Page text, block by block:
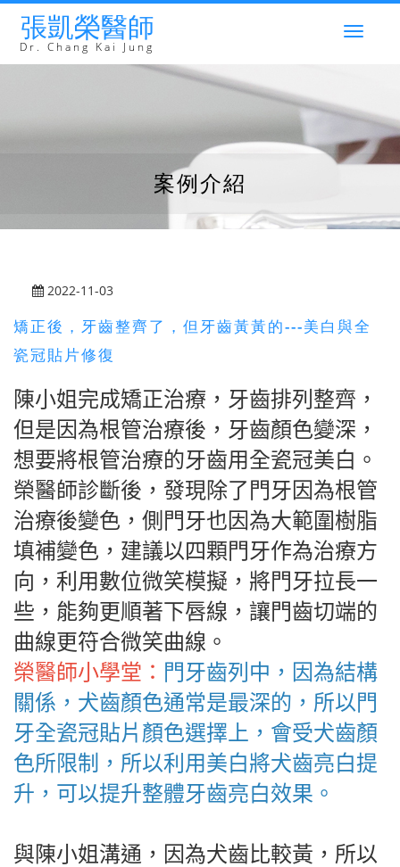
張凱榮醫師
Dr. Chang Kai Jung
案例介紹
2022-11-03
矯正後，牙齒整齊了，但牙齒黃黃的---美白與全
瓷冠貼片修復
陳小姐完成矯正治療，牙齒排列整齊，
但是因為根管治療後，牙齒顏色變深，
想要將根管治療的牙齒用全瓷冠美白。
榮醫師診斷後，發現除了門牙因為根管
治療後變色，側門牙也因為大範圍樹脂
填補變色，建議以四顆門牙作為治療方
向，利用數位微笑模擬，將門牙拉長一
些，能夠更順著下唇線，讓門齒切端的
曲線更符合微笑曲線。
榮醫師小學堂： 門牙齒列中，因為結構
關係，犬齒顏色通常是最深的，所以門
牙全瓷冠貼片顏色選擇上，會受犬齒顏
色所限制，所以利用美白將犬齒亮白提
升，可以提升整體牙齒亮白效果。
與陳小姐溝通，因為犬齒比較黃，所以